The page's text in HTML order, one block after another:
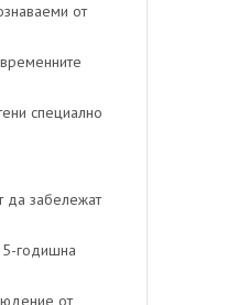
от
специално
да забележат
годишна
от